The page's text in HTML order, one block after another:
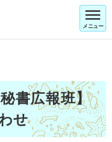
メニュー
書広報班】
せ